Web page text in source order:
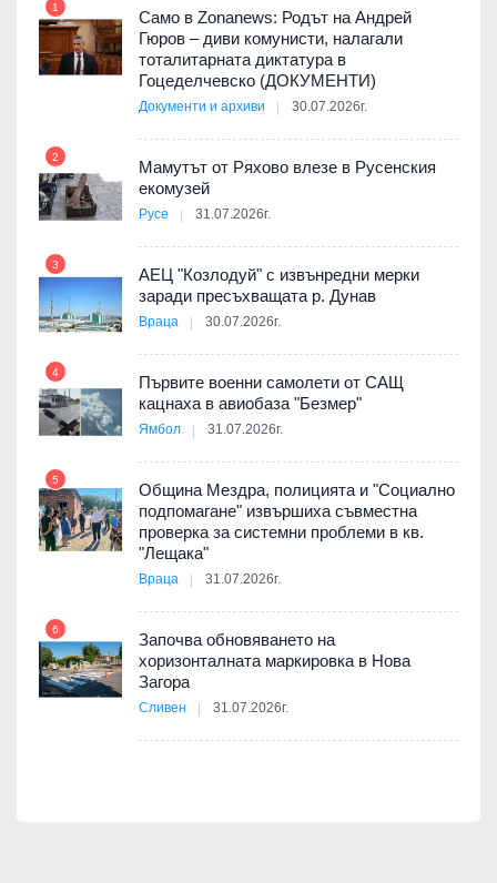
1
Само в Zonanews: Родът на Андрей
Гюров – диви комунисти, налагали
тоталитарната диктатура в
Гоцеделчевско (ДОКУМЕНТИ)
Документи и архиви 30.07.2026г.
2
Мамутът от Ряхово влезе в Русенския
екомузей
Русе 31.07.2026г.
3
АЕЦ "Козлодуй" с извънредни мерки
заради пресъхващата р. Дунав
Враца 30.07.2026г.
4
Първите военни самолети от САЩ
кацнаха в авиобаза "Безмер"
Ямбол 31.07.2026г.
5
Община Мездра, полицията и "Социално
подпомагане" извършиха съвместна
проверка за системни проблеми в кв.
"Лещака"
Враца 31.07.2026г.
6
Започва обновяването на
хоризонталната маркировка в Нова
Загора
Сливен 31.07.2026г.